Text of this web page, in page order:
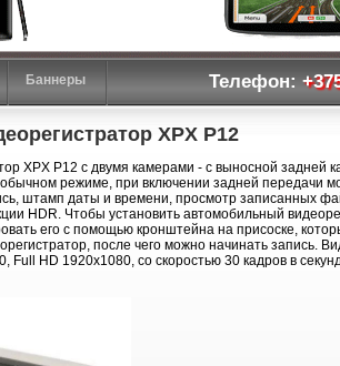
Баннеры Телефон:
XPX P12
XPX P12 с двумя камерами - с выносной задней
режиме, при включении задней передачи
штамп даты и времени, просмотр записанных
HDR. Чтобы установить автомобильный
его с помощью кронштейна на присоске,
после чего можно начинать запись.
Full HD 1920х1080, со скоростью 30 кадров в